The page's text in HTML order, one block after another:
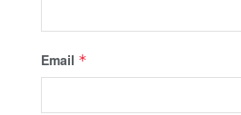
Email *